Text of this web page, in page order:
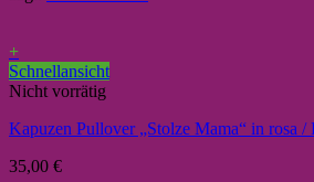
+
Schnellansicht
Nicht vorrätig
Kapuzen Pullover „Stolze Mama“ in rosa
35,00 €